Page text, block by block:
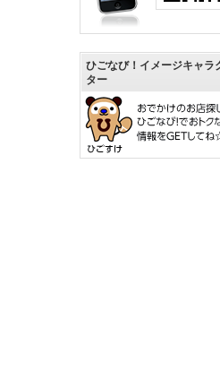
ひごなび！イメージキャラ
ター